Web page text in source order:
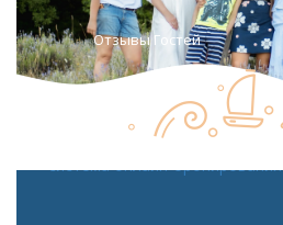
Отзывы Гостей
система онлайн-бронирования